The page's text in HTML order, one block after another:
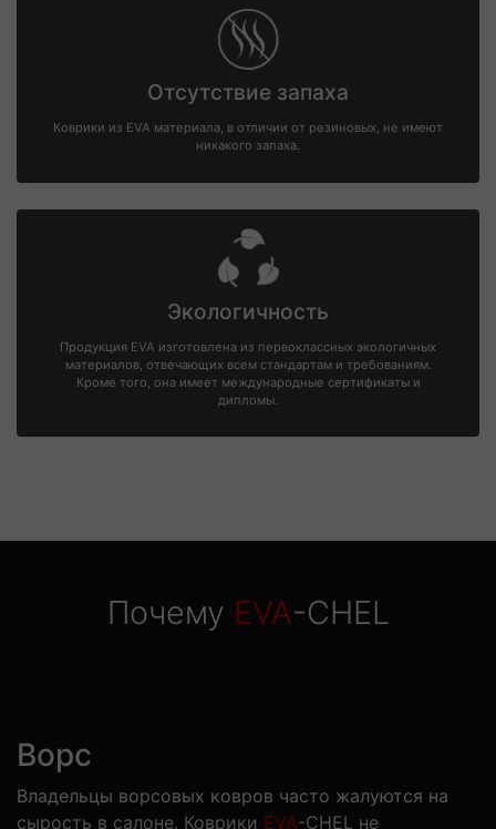
Отсутствие запаха
Коврики из EVA материала, в отличии от резиновых, не имеют
никакого запаха.
Экологичность
Продукция EVA изготовлена из первоклассных экологичных
материалов, отвечающих всем стандартам и требованиям.
Кроме того, она имеет международные сертификаты и
дипломы.
Почему EVA-CHEL
Ворс
Владельцы ворсовых ковров часто жалуются на
сырость в салоне. Коврики EVA-CHEL не